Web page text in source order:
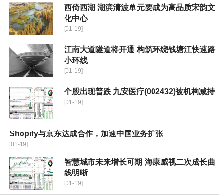
西倚西湖 湖滨清波单元要成为高品质宋韵文
化中心
[01-19]
江南大道隧道将开通 构筑环绕钱塘江快速路
小环线
[01-19]
个股出现普跌 九安医疗(002432)被机构减持
[01-19]
Shopify与京东达成合作，加速中国业务扩张
[01-19]
智慧城市未来增长可期 海康威视二次成长曲
线明晰
[01-19]